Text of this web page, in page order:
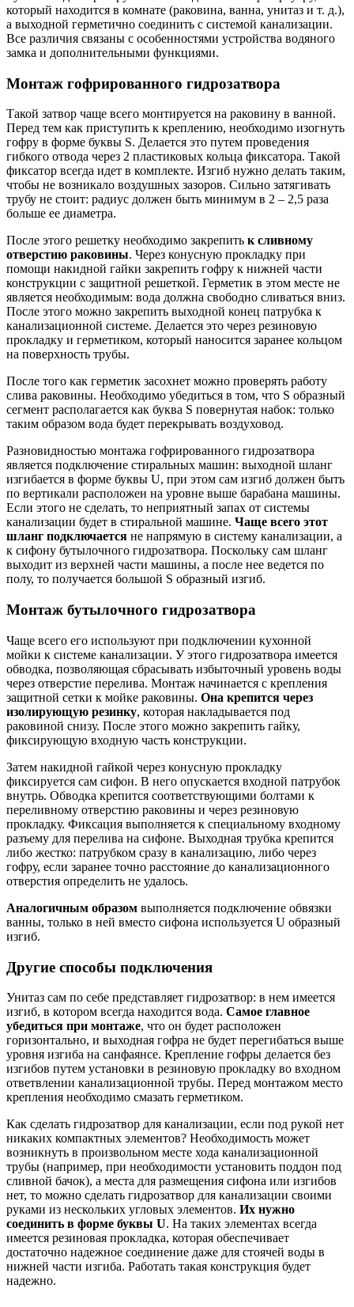
который находится в комнате (раковина, ванна, унитаз и т. д.),
а выходной герметично соединить с системой канализации.
Все различия связаны с особенностями устройства водяного
замка и дополнительными функциями.
Монтаж гофрированного гидрозатвора
Такой затвор чаще всего монтируется на раковину в ванной.
Перед тем как приступить к креплению, необходимо изогнуть
гофру в форме буквы S. Делается это путем проведения
гибкого отвода через 2 пластиковых кольца фиксатора. Такой
фиксатор всегда идет в комплекте. Изгиб нужно делать таким,
чтобы не возникало воздушных зазоров. Сильно затягивать
трубу не стоит: радиус должен быть минимум в 2 – 2,5 раза
больше ее диаметра.
После этого решетку необходимо закрепить к сливному
отверстию раковины. Через конусную прокладку при
помощи накидной гайки закрепить гофру к нижней части
конструкции с защитной решеткой. Герметик в этом месте не
является необходимым: вода должна свободно сливаться вниз.
После этого можно закрепить выходной конец патрубка к
канализационной системе. Делается это через резиновую
прокладку и герметиком, который наносится заранее кольцом
на поверхность трубы.
После того как герметик засохнет можно проверять работу
слива раковины. Необходимо убедиться в том, что S образный
сегмент располагается как буква S повернутая набок: только
таким образом вода будет перекрывать воздуховод.
Разновидностью монтажа гофрированного гидрозатвора
является подключение стиральных машин: выходной шланг
изгибается в форме буквы U, при этом сам изгиб должен быть
по вертикали расположен на уровне выше барабана машины.
Если этого не сделать, то неприятный запах от системы
канализации будет в стиральной машине. Чаще всего этот
шланг подключается не напрямую в систему канализации, а
к сифону бутылочного гидрозатвора. Поскольку сам шланг
выходит из верхней части машины, а после нее ведется по
полу, то получается большой S образный изгиб.
Монтаж бутылочного гидрозатвора
Чаще всего его используют при подключении кухонной
мойки к системе канализации. У этого гидрозатвора имеется
обводка, позволяющая сбрасывать избыточный уровень воды
через отверстие перелива. Монтаж начинается с крепления
защитной сетки к мойке раковины. Она крепится через
изолирующую резинку, которая накладывается под
раковиной снизу. После этого можно закрепить гайку,
фиксирующую входную часть конструкции.
Затем накидной гайкой через конусную прокладку
фиксируется сам сифон. В него опускается входной патрубок
внутрь. Обводка крепится соответствующими болтами к
переливному отверстию раковины и через резиновую
прокладку. Фиксация выполняется к специальному входному
разъему для перелива на сифоне. Выходная трубка крепится
либо жестко: патрубком сразу в канализацию, либо через
гофру, если заранее точно расстояние до канализационного
отверстия определить не удалось.
Аналогичным образом выполняется подключение обвязки
ванны, только в ней вместо сифона используется U образный
изгиб.
Другие способы подключения
Унитаз сам по себе представляет гидрозатвор: в нем имеется
изгиб, в котором всегда находится вода. Самое главное
убедиться при монтаже, что он будет расположен
горизонтально, и выходная гофра не будет перегибаться выше
уровня изгиба на санфаянсе. Крепление гофры делается без
изгибов путем установки в резиновую прокладку во входном
ответвлении канализационной трубы. Перед монтажом место
крепления необходимо смазать герметиком.
Как сделать гидрозатвор для канализации, если под рукой нет
никаких компактных элементов? Необходимость может
возникнуть в произвольном месте хода канализационной
трубы (например, при необходимости установить поддон под
сливной бачок), а места для размещения сифона или изгибов
нет, то можно сделать гидрозатвор для канализации своими
руками из нескольких угловых элементов. Их нужно
соединить в форме буквы U. На таких элементах всегда
имеется резиновая прокладка, которая обеспечивает
достаточно надежное соединение даже для стоячей воды в
нижней части изгиба. Работать такая конструкция будет
надежно.